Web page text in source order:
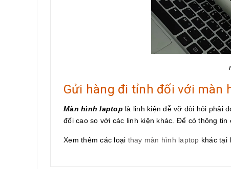
Gửi hàng đi tỉnh đối với màn
Màn hình laptop là linh kiện dễ vỡ đòi hỏi phải
đối cao so với các linh kiện khác. Để có thông
Xem thêm các loại thay màn hình laptop khác tại